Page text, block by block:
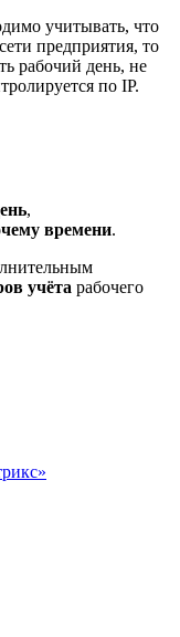
учитывать, что
предприятия, то
рабочий день, не
по IP.
,
времени.
учёта рабочего